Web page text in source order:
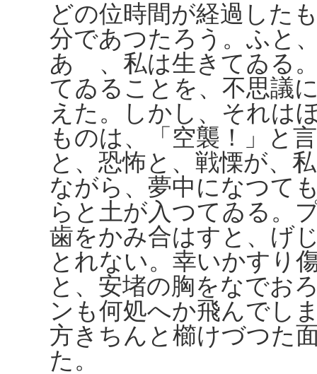
どの位時間が経過した
分であつたろう。ふと
あゝ、私は生きてゐる
てゐることを、不思議
えた。しかし、それは
ものは、「空襲！」と
と、恐怖と、戦慄が、
ながら、夢中になつて
らと土が入つてゐる。
歯をかみ合はすと、げ
とれない。幸いかすり
と、安堵の胸をなでお
ンも何処へか飛んでし
方きちんと櫛けづつた
た。